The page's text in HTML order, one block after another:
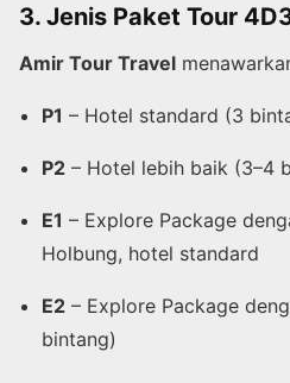
3. Jenis Paket Tour
Amir Tour Travel
P1 – Hotel standard (3
P2 – Hotel lebih baik (3–4
E1 – Explore Package
Holbung, hotel standard
E2 – Explore Package
bintang)